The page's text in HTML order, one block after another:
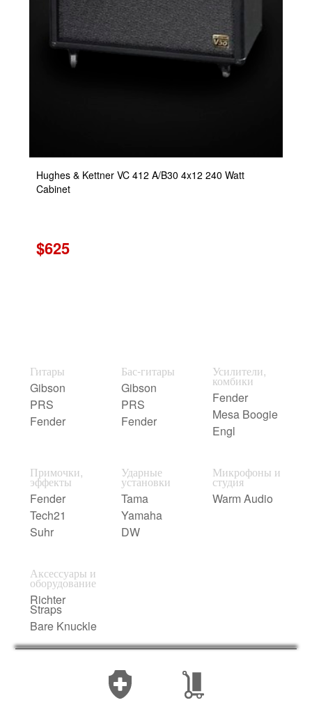
Hughes & Kettner VC 412 A/B30 4x12 240 Watt
Cabinet
$625
Гитары
Gibson
PRS
Fender
Бас-гитары
Gibson
PRS
Fender
Усилители,
комбики
Fender
Mesa Boogie
Engl
Примочки,
эффекты
Fender
Tech21
Suhr
Ударные
установки
Tama
Yamaha
DW
Микрофоны и
студия
Warm Audio
Аксессуары и
оборудование
Richter
Straps
Bare Knuckle